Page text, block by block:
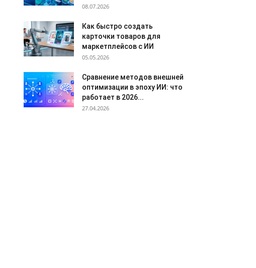
08.07.2026
Как быстро создать
карточки товаров для
маркетплейсов с ИИ
05.05.2026
Сравнение методов внешней
оптимизации в эпоху ИИ: что
работает в 2026...
27.04.2026